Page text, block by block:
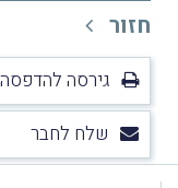
חזור
גירסה להדפסה
שלח לחבר